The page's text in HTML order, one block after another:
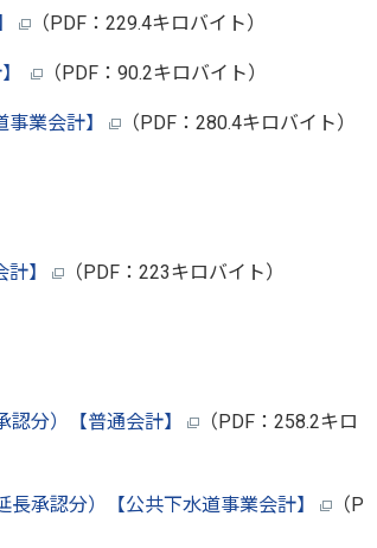
（PDF：229.4キロバイト）
（PDF：90.2キロバイト）
業会計】 （PDF：280.4キロバイト）
】 （PDF：223キロバイト）
分）【普通会計】
（PDF：258.2キロ
承認分）【公共下水道事業会計】
（P